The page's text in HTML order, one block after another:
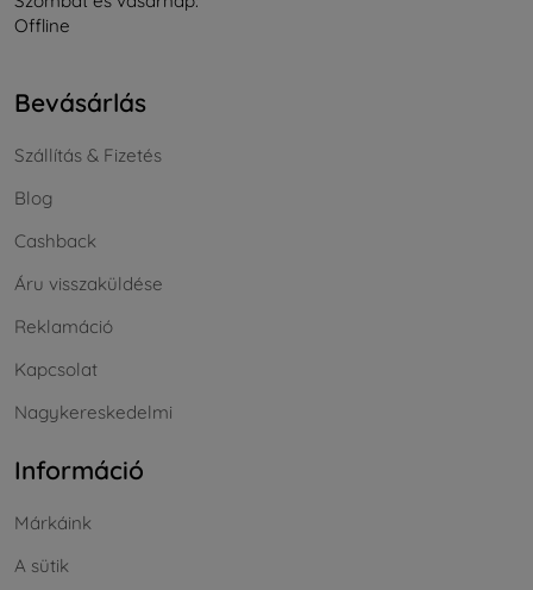
Offline
Bevásárlás
Szállítás & Fizetés
Blog
Cashback
Áru visszaküldése
Reklamáció
Kapcsolat
Nagykereskedelmi
Információ
Márkáink
A sütik